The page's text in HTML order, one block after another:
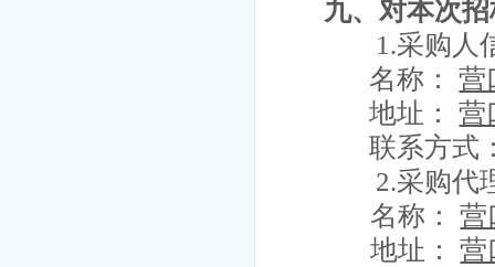
九、对本次
1.采购人
名称：
营
地址：
营
联系方式
2.采购代
名称：
营
地址：
营